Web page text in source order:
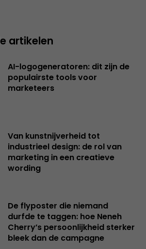
artikelen
AI-logogeneratoren: dit zijn de
populairste tools voor
marketeers
Van kunstnijverheid tot
industrieel design: de rol van
marketing in een creatieve
wording
De flyposter die niemand
durfde te taggen: hoe Neneh
Cherry’s persoonlijkheid sterker
bleek dan de campagne